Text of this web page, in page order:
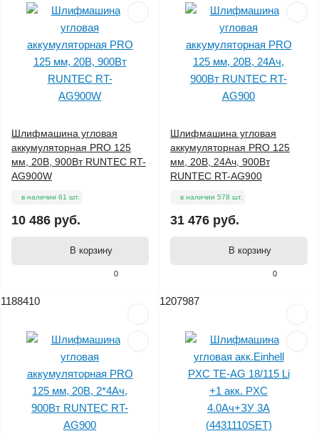
0
Шлифмашина угловая
аккумуляторная PRO 125
мм, 20В, 900Вт RUNTEC RT-
AG900W
в наличии 61 шт.
10 486 руб.
В корзину
0
Шлифмашина угловая
аккумуляторная PRO 125
мм, 20В, 24Ач, 900Вт
RUNTEC RT-AG900
в наличии 578 шт.
31 476 руб.
В корзину
1188410 1207987